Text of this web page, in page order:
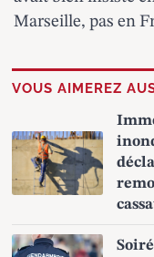
Marseille, pas en
VOUS AIMEREZ